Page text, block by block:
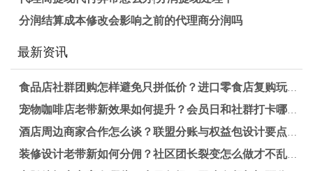
分润结算成本修改会影响之前的代理商分润吗
最新资讯
食品店社群团购怎样避免只拼低价？进口零食店复购玩法拆解
宠物咖啡店老带新效果如何提升？会员日和社群打卡哪种更适合长期锁客
酒店周边商家合作怎么谈？联盟分账与权益包设计要点解析
装修设计老带新如何分佣？社区团长裂变怎么做才不乱账？